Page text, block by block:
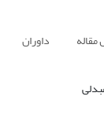
داوران